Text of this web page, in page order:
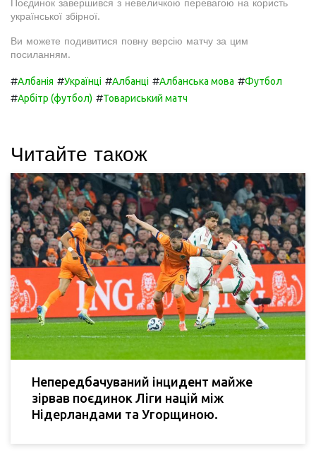
Поєдинок завершився з невеличкою перевагою на користь
української збірної.
Ви можете подивитися повну версію матчу за цим
посиланням.
#Албанія #Українці #Албанці #Албанська мова #Футбол
#Арбітр (футбол) #Товариський матч
Читайте також
Непередбачуваний інцидент майже
зірвав поєдинок Ліги націй між
Нідерландами та Угорщиною.